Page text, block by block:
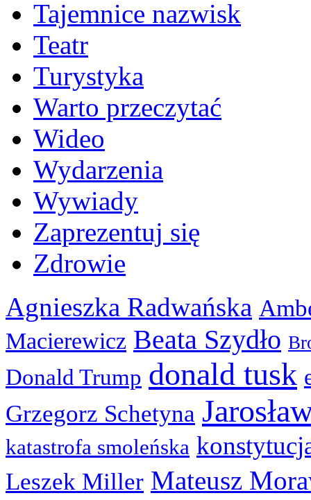
Tajemnice nazwisk
Teatr
Turystyka
Warto przeczytać
Wideo
Wydarzenia
Wywiady
Zaprezentuj się
Zdrowie
Agnieszka Radwańska
Macierewicz Beata Szydło
Donald Trump donald tusk
Grzegorz Schetyna
katastrofa smoleńska
Leszek Miller Mateusz